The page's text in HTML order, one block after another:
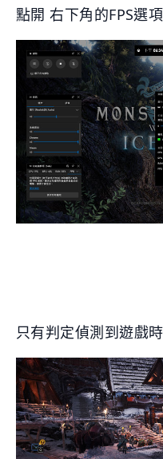
點開 右下角的FPS選
只有判定偵測到遊戲